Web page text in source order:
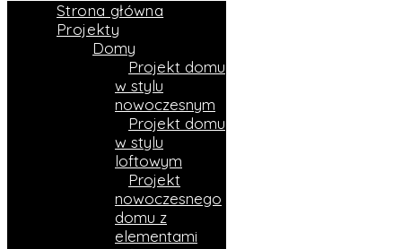
Strona główna
Projekty
Domy
Projekt domu
w stylu
nowoczesnym
Projekt domu
w stylu
loftowym
Projekt
nowoczesnego
domu z
elementami